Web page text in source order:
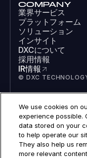
COMPANY
業界サービス
プラットフォーム
ソリューション
インサイト
DXCについて
採用情報
IR情報
© DXC
SOCIAL
LinkedIn
Facebook
Instagram
YouTube
COOKIES
We use cookies on
experience possible.
data stored on your
to help operate our
They also help us
more relevant